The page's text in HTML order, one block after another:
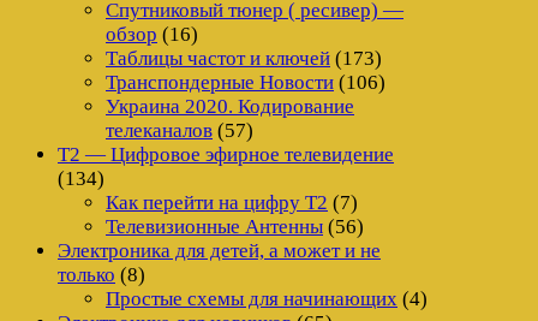
Спутниковый тюнер ( ресивер) —
обзор (16)
Таблицы частот и ключей (173)
Транспондерные Новости (106)
Украина 2020. Кодирование
телеканалов (57)
Т2 — Цифровое эфирное телевидение
(134)
Как перейти на цифру Т2 (7)
Телевизионные Антенны (56)
Электроника для детей, а может и не
только (8)
Простые схемы для начинающих (4)